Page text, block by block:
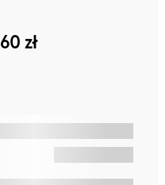
zł